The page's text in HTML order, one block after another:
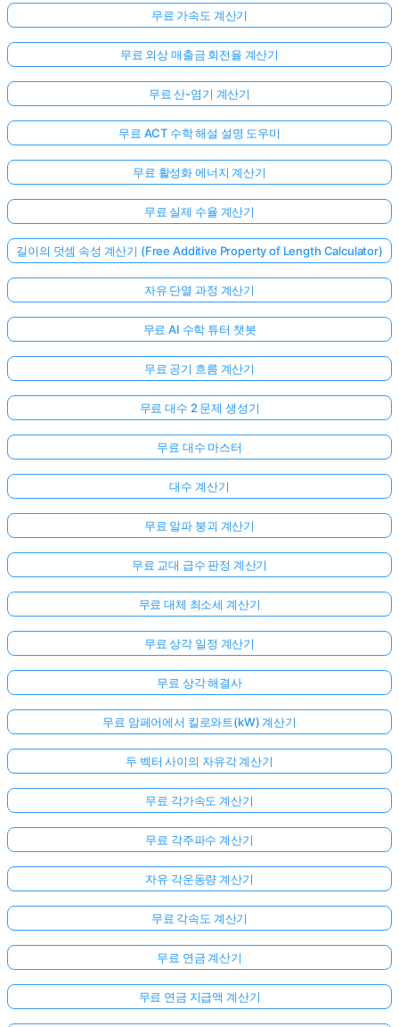
무료 가속도 계산기
무료 외상 매출금 회전율 계산기
무료 산-염기 계산기
무료 ACT 수학 해설 설명 도우미
무료 활성화 에너지 계산기
무료 실제 수율 계산기
길이의 덧셈 속성 계산기 (Free Additive Property of Length Calculator)
자유 단열 과정 계산기
무료 AI 수학 튜터 챗봇
무료 공기 흐름 계산기
무료 대수 2 문제 생성기
무료 대수 마스터
대수 계산기
무료 알파 붕괴 계산기
무료 교대 급수 판정 계산기
무료 대체 최소세 계산기
무료 상각 일정 계산기
무료 상각 해결사
무료 암페어에서 킬로와트(kW) 계산기
두 벡터 사이의 자유각 계산기
무료 각가속도 계산기
무료 각주파수 계산기
자유 각운동량 계산기
무료 각속도 계산기
무료 연금 계산기
무료 연금 지급액 계산기